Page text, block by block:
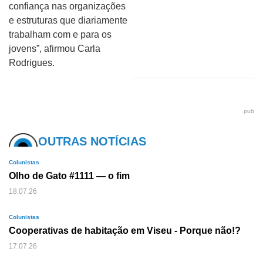
confiança nas organizações
e estruturas que diariamente
trabalham com e para os
jovens”, afirmou Carla
Rodrigues.
pub
OUTRAS NOTÍCIAS
Colunistas
Olho de Gato #1111 — o fim
18.07.26
Colunistas
Cooperativas de habitação em Viseu - Porque não!?
17.07.26